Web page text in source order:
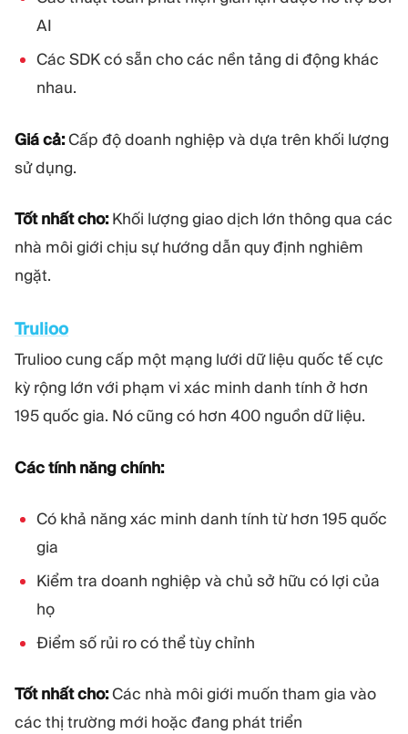
AI
Các SDK có sẵn cho các nền tảng di động khác
nhau.
Giá cả:Cấp độ doanh nghiệp và dựa trên khối lượng
sử dụng.
Tốt nhất cho:Khối lượng giao dịch lớn thông qua các
nhà môi giới chịu sự hướng dẫn quy định nghiêm
ngặt.
Trulioo
Trulioo cung cấp một mạng lưới dữ liệu quốc tế cực
kỳ rộng lớn với phạm vi xác minh danh tính ở hơn
195 quốc gia. Nó cũng có hơn 400 nguồn dữ liệu.
Các tính năng chính:
Có khả năng xác minh danh tính từ hơn 195 quốc
gia
Kiểm tra doanh nghiệp và chủ sở hữu có lợi của
họ
Điểm số rủi ro có thể tùy chỉnh
Tốt nhất cho:Các nhà môi giới muốn tham gia vào
các thị trường mới hoặc đang phát triển